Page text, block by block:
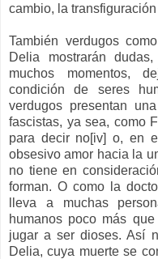
cambio, la
También verdugos
Delia mostrarán
muchos momentos,
condición de seres
verdugos presentan
fascistas, ya sea, como
para decir no[iv] o, en
obsesivo amor hacia la
no tiene en
forman. O como la
lleva a muchas
humanos poco más
jugar a ser dioses. Así
Delia, cuya muerte se